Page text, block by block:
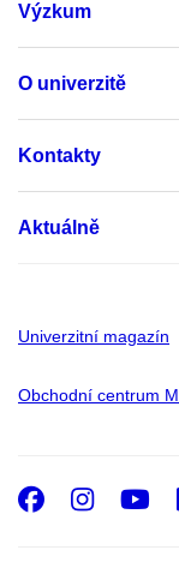
Výzkum
O univerzitě
Kontakty
Aktuálně
Univerzitní magazín
Obchodní centrum